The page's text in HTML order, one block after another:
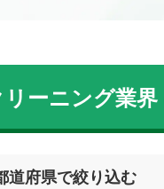
リーニング業界
道府県で絞り込む